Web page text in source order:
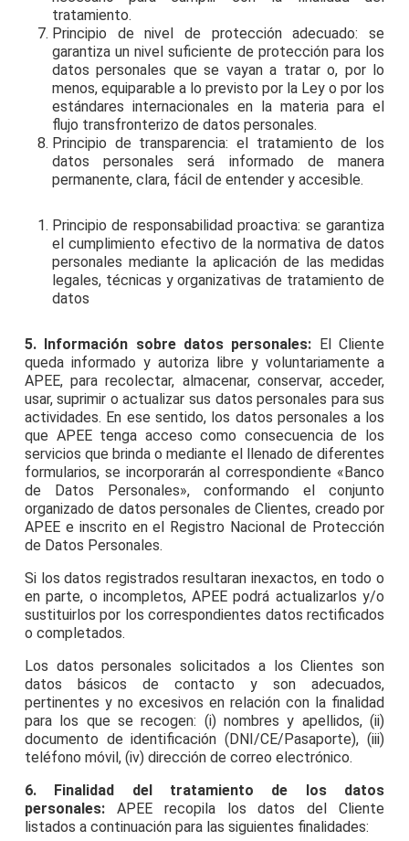
tratamiento.
Principio de nivel de protección adecuado: se
garantiza un nivel suficiente de protección para los
datos personales que se vayan a tratar o, por lo
menos, equiparable a lo previsto por la Ley o por los
estándares internacionales en la materia para el
flujo transfronterizo de datos personales.
Principio de transparencia: el tratamiento de los
datos personales será informado de manera
permanente, clara, fácil de entender y accesible.
Principio de responsabilidad proactiva: se garantiza
el cumplimiento efectivo de la normativa de datos
personales mediante la aplicación de las medidas
legales, técnicas y organizativas de tratamiento de
datos
5. Información sobre datos personales: El Cliente
queda informado y autoriza libre y voluntariamente a
APEE, para recolectar, almacenar, conservar, acceder,
usar, suprimir o actualizar sus datos personales para sus
actividades. En ese sentido, los datos personales a los
que APEE tenga acceso como consecuencia de los
servicios que brinda o mediante el llenado de diferentes
formularios, se incorporarán al correspondiente «Banco
de Datos Personales», conformando el conjunto
organizado de datos personales de Clientes, creado por
APEE e inscrito en el Registro Nacional de Protección
de Datos Personales.
Si los datos registrados resultaran inexactos, en todo o
en parte, o incompletos, APEE podrá actualizarlos y/o
sustituirlos por los correspondientes datos rectificados
o completados.
Los datos personales solicitados a los Clientes son
datos básicos de contacto y son adecuados,
pertinentes y no excesivos en relación con la finalidad
para los que se recogen: (i) nombres y apellidos, (ii)
documento de identificación (DNI/CE/Pasaporte), (iii)
teléfono móvil, (iv) dirección de correo electrónico.
6. Finalidad del tratamiento de los datos
personales: APEE recopila los datos del Cliente
listados a continuación para las siguientes finalidades: